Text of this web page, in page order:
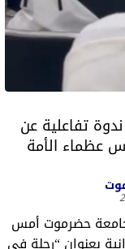
تفاعلية عن
عظماء الأمة
جامعة حضرموت أمس
بعنوان “رحلة في